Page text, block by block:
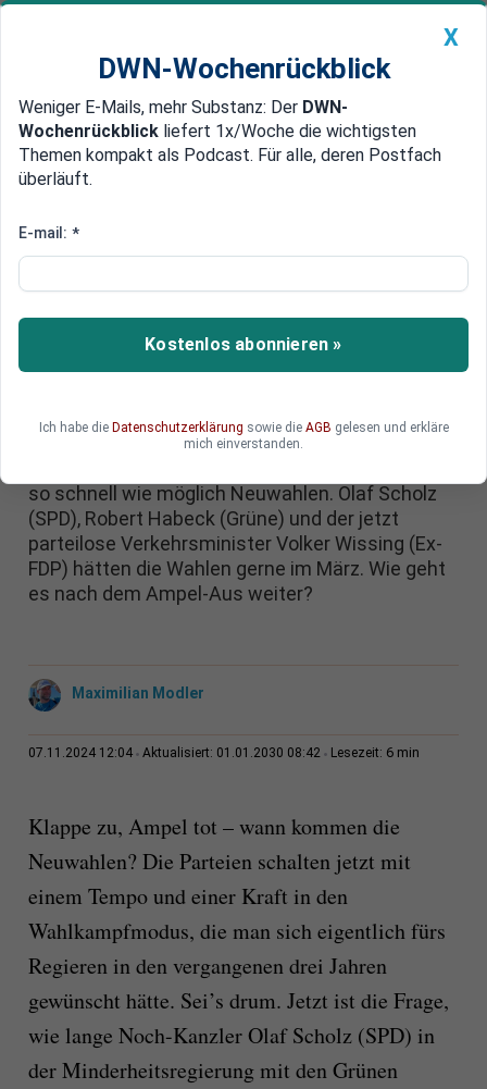
Newsticker MEIN DWN: Geldanlage Premium
Edelmetalle DWN-Magazin China
Ampel-Aus: Was dann? Wie
Wann finden die Neuwahlen statt? Das ist die
drängende Frage, die Deutschland beschäftigt.
Gestern kam es mit einem Paukenschlag zum
eröffnet. Die Sollbruchstelle zwischen SPD und
FDP klafft jetzt weit offen. Die Opposition, zu der
so schnell wie möglich Neuwahlen. Olaf Scholz
(SPD), Robert Habeck (Grüne) und der jetzt
parteilose Verkehrsminister Volker Wissing (Ex-
FDP) hätten die Wahlen gerne im März. Wie geht
es nach dem Ampel-Aus weiter?
Maximilian Modler
07.11.2024 12:04 Aktualisiert: 01.01.2030 08:42 Lesezeit: 6 min
Klappe zu, Ampel tot – wann kommen die
Neuwahlen? Die Parteien schalten jetzt mit
einem Tempo und einer Kraft in den
Wahlkampfmodus, die man sich eigentlich fürs
Regieren in den vergangenen drei Jahren
gewünscht hätte. Sei’s drum. Jetzt ist die Frage,
wie lange Noch-Kanzler Olaf Scholz (SPD) in
der Minderheitsregierung mit den Grünen
X
DWN-Wochenrückblick
Weniger E-Mails, mehr Substanz: Der DWN-
Wochenrückblick liefert 1x/Woche die wichtigsten
Themen kompakt als Podcast. Für alle, deren Postfach
überläuft.
E-mail: *
Kostenlos abonnieren »
Ich habe die Datenschutzerklärung sowie die AGB gelesen und erkläre
mich einverstanden.